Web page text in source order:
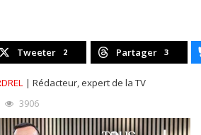
Tweeter 2 Partager 3
| Rédacteur, expert de la TV
3906